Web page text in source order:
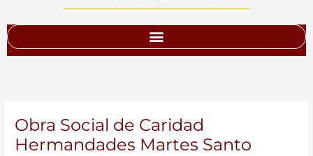
Obra Social de Caridad
Hermandades Martes Santo